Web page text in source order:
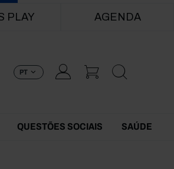
PLAY AGENDA
PT
QUESTÕES SOCIAIS SAÚDE